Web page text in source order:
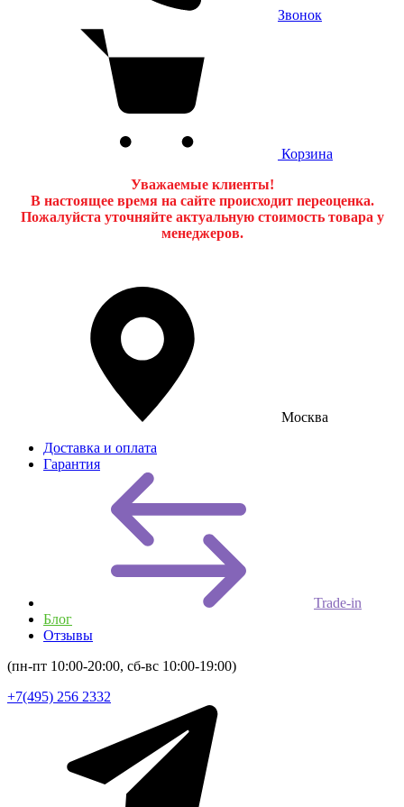
Звонок
Корзина
Уважаемые клиенты!
В настоящее время на сайте происходит переоценка.
Пожалуйста уточняйте актуальную стоимость товара у
менеджеров.
Москва
Доставка и оплата
Гарантия
Trade-in
Блог
Отзывы
(пн-пт 10:00-20:00, сб-вс 10:00-19:00)
+7(495) 256 2332